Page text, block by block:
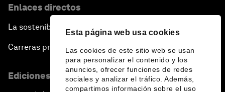
Esta página web usa cookies
Las cookies de este sitio web se usan
para personalizar el contenido y los
anuncios, ofrecer funciones de redes
sociales y analizar el tráfico. Además,
compartimos información sobre el uso
Enlaces directos
La sostenibilidad en el Foro
Carreras profesionales
Ediciones en otros idiomas